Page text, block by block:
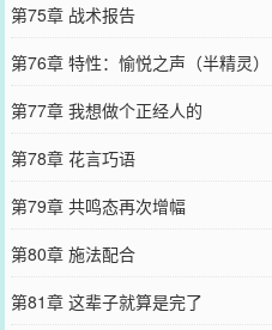
第75章 战术报告
第76章 特性：愉悦之声（半精灵）
第77章 我想做个正经人的
第78章 花言巧语
第79章 共鸣态再次增幅
第80章 施法配合
第81章 这辈子就算是完了